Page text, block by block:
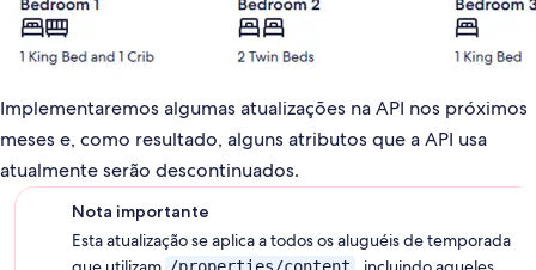
Implementaremos algumas atualizações na API nos próximos
meses e, como resultado, alguns atributos que a API usa
atualmente serão descontinuados.
Nota importante
Esta atualização se aplica a todos os aluguéis de temporada